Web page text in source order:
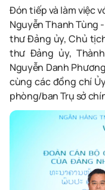
Đón tiếp và làm việc
Nguyễn Thanh Tùng
thư Đảng ủy, Chủ
thư Đảng ủy,
Nguyễn Danh
cùng các đồng chí
phòng/ban Trụ sở